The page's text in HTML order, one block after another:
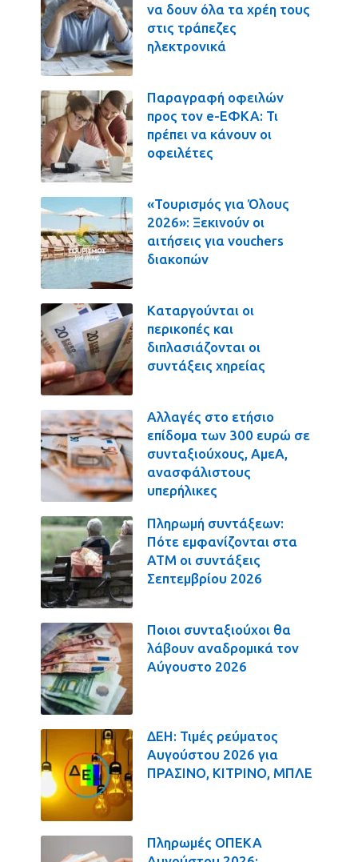
να δουν όλα τα χρέη τους
στις τράπεζες
ηλεκτρονικά
Παραγραφή οφειλών
προς τον e-ΕΦΚΑ: Τι
πρέπει να κάνουν οι
οφειλέτες
«Τουρισμός για Όλους
2026»: Ξεκινούν οι
αιτήσεις για vouchers
διακοπών
Καταργούνται οι
περικοπές και
διπλασιάζονται οι
συντάξεις χηρείας
Αλλαγές στο ετήσιο
επίδομα των 300 ευρώ σε
συνταξιούχους, ΑμεΑ,
ανασφάλιστους
υπερήλικες
Πληρωμή συντάξεων:
Πότε εμφανίζονται στα
ΑΤΜ οι συντάξεις
Σεπτεμβρίου 2026
Ποιοι συνταξιούχοι θα
λάβουν αναδρομικά τον
Αύγουστο 2026
ΔΕΗ: Τιμές ρεύματος
Αυγούστου 2026 για
ΠΡΑΣΙΝΟ, ΚΙΤΡΙΝΟ, ΜΠΛΕ
Πληρωμές ΟΠΕΚΑ